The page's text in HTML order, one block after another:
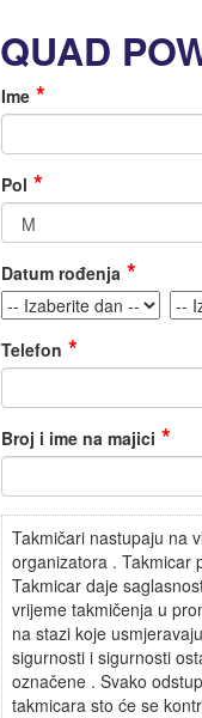
QUAD
Ime
Pol
Datum rođenja
Telefon
Broj i ime na majici
Takmičari nastupaju na
organizatora . Takmicar
Takmicar daje
vrijeme takmičenja u
na stazi koje
sigurnosti i sigurnosti
označene . Svako
takmicara sto će se